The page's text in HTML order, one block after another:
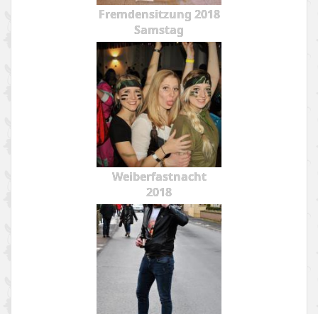
Fremdensitzung 2018
Samstag
Weiberfastnacht
2018